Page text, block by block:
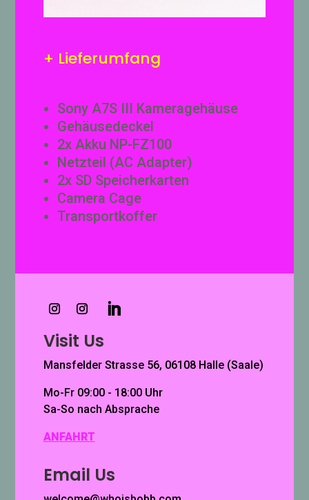
+ Lieferumfang
Sony A7S III Kameragehäuse
Gehäusedeckel
2x Akku NP-FZ100
Netzteil (AC Adapter)
2x SD Speicherkarten
Camera Cage
Transportkoffer
Visit Us
Mansfelder Strasse 56, 06108 Halle (Saale)
Mo-Fr 09:00 - 18:00 Uhr
Sa-So nach Absprache
ANFAHRT
Email Us